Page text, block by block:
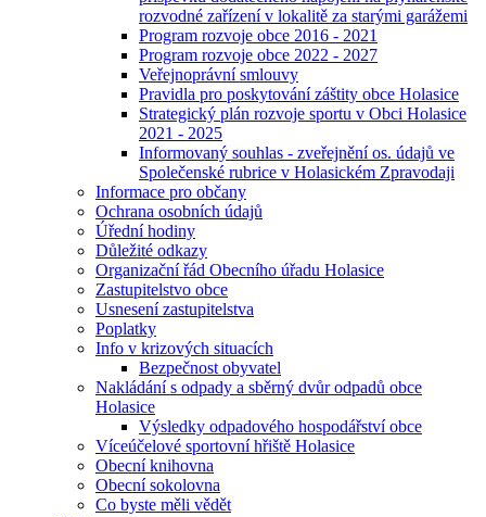
rozvodné zařízení v lokalitě za starými garážemi
Program rozvoje obce 2016 - 2021
Program rozvoje obce 2022 - 2027
Veřejnoprávní smlouvy
Pravidla pro poskytování záštity obce Holasice
Strategický plán rozvoje sportu v Obci Holasice
2021 - 2025
Informovaný souhlas - zveřejnění os. údajů ve
Společenské rubrice v Holasickém Zpravodaji
Informace pro občany
Ochrana osobních údajů
Úřední hodiny
Důležité odkazy
Organizační řád Obecního úřadu Holasice
Zastupitelstvo obce
Usnesení zastupitelstva
Poplatky
Info v krizových situacích
Bezpečnost obyvatel
Nakládání s odpady a sběrný dvůr odpadů obce
Holasice
Výsledky odpadového hospodářství obce
Víceúčelové sportovní hřiště Holasice
Obecní knihovna
Obecní sokolovna
Co byste měli vědět